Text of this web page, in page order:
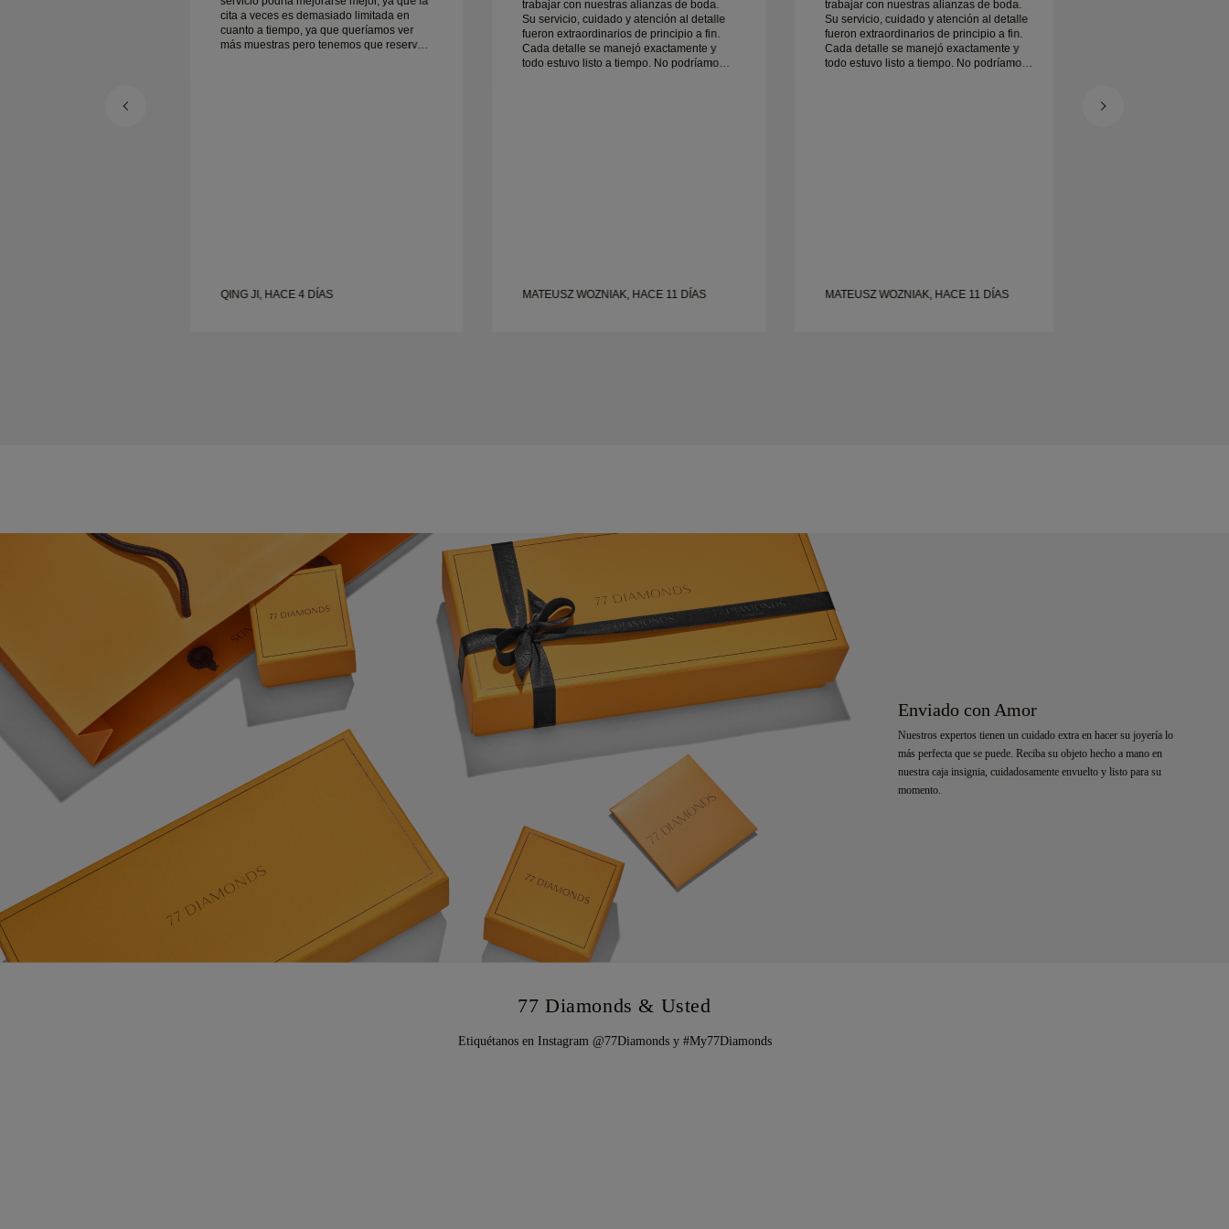
cita a veces es demasiado limitada en
cuanto a tiempo, ya que queríamos ver
más muestras pero tenemos que reservar
QING JI, HACE 4 DÍAS
trabajar con nuestras alianzas de boda.
Su servicio, cuidado y atención al detalle
fueron extraordinarios de principio a fin.
Cada detalle se manejó exactamente y
todo estuvo listo a tiempo. No podríamos
MATEUSZ WOZNIAK, HACE 11 DÍAS
trabajar con nuestras alianzas de boda.
Su servicio, cuidado y atención al detalle
fueron extraordinarios de principio a fin.
Cada detalle se manejó exactamente y
todo estuvo listo a tiempo. No podríamos
MATEUSZ WOZNIAK, HACE 11 DÍAS
Enviado con Amor
Nuestros expertos tienen un cuidado extra en hacer su joyería lo
más perfecta que se puede. Reciba su objeto hecho a mano en
nuestra caja insignia, cuidadosamente envuelto y listo para su
momento.
77 Diamonds & Usted
Etiquétanos en Instagram @77Diamonds y #My77Diamonds